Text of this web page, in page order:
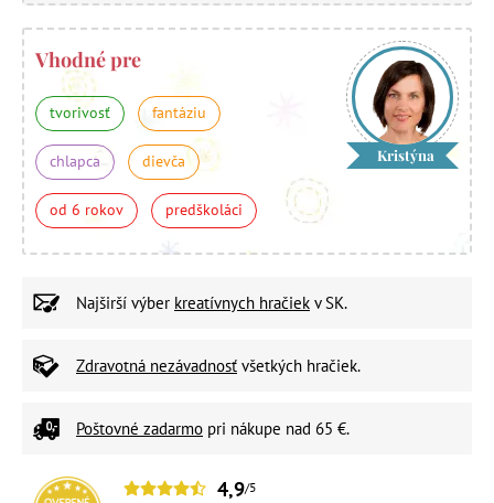
Vhodné pre
tvorivosť fantáziu
chlapca dievča
od 6 rokov predškoláci
Kristýna
Najširší výber kreatívnych hračiek v SK.
Zdravotná nezávadnosť všetkých hračiek.
Poštovné zadarmo pri nákupe nad 65 €.
4,9/5